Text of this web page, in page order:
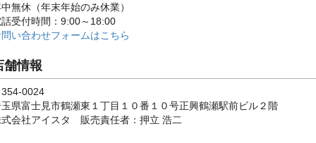
無休（年末年始のみ休業）
受付時間：9:00～18:00
い合わせフォームはこちら
舗情報
0024
県富士見市鶴瀬東１丁目１０番１０号正興鶴瀬駅前ビル２階
会社アイスタ 販売責任者：押立 浩二